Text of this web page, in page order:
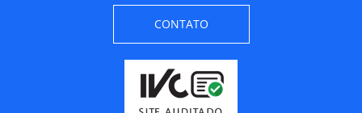
CONTATO